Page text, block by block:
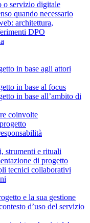
o servizio digitale
quando necessario
architettura,
DPO
in base agli attori
in base al focus
in base all’ambito di
coinvolte
strumenti e rituali
di progetto
tecnici collaborativi
e la sua gestione
d’uso del servizio